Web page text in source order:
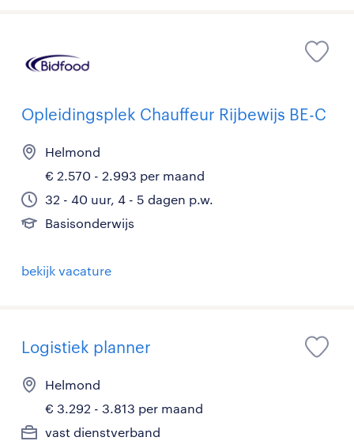
Opleidingsplek Chauffeur Rijbewijs BE-C
Helmond
€ 2.570 - 2.993 per maand
32 - 40 uur, 4 - 5 dagen p.w.
Basisonderwijs
bekijk vacature
Logistiek planner
Helmond
€ 3.292 - 3.813 per maand
vast dienstverband